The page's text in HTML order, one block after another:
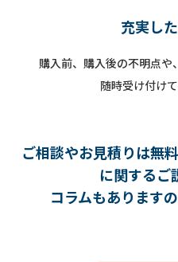
充実し
購入前、購入後の不明点や
随時受け付け
ご相談やお見積りは無
に関するご
コラムもあります